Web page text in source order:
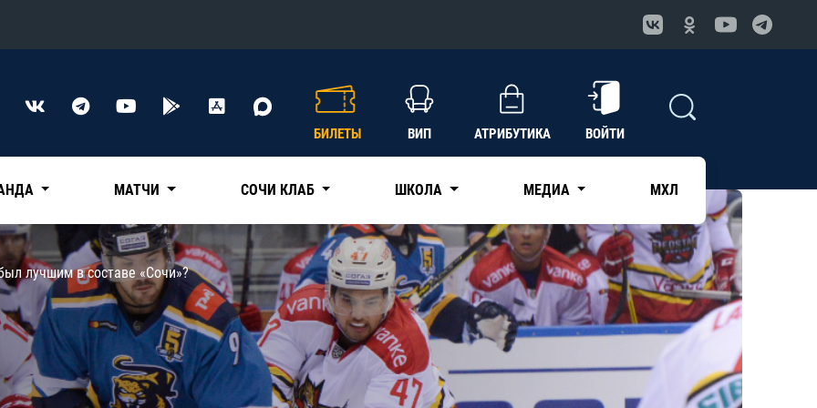
Конференция «Восток»
Нефтехимик
Трактор
Дивизион Чернышева
Авангард
Адмирал
КХЛ
БИЛЕТЫ ВИП АТРИБУТИКА ВОЙТИ
МАТЧИ СОЧИ КЛАБ ШКОЛА МЕДИА МХЛ
лучшим в составе «Сочи»?